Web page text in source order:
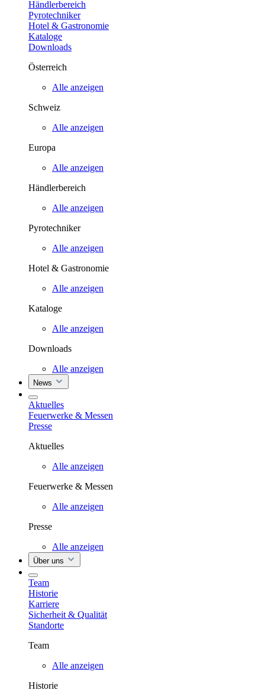
Händlerbereich
Pyrotechniker
Hotel & Gastronomie
Kataloge
Downloads
Österreich
Alle anzeigen
Schweiz
Alle anzeigen
Europa
Alle anzeigen
Händlerbereich
Alle anzeigen
Pyrotechniker
Alle anzeigen
Hotel & Gastronomie
Alle anzeigen
Kataloge
Alle anzeigen
Downloads
Alle anzeigen
News
Aktuelles
Feuerwerke & Messen
Presse
Aktuelles
Alle anzeigen
Feuerwerke & Messen
Alle anzeigen
Presse
Alle anzeigen
Über uns
Team
Historie
Karriere
Sicherheit & Qualität
Standorte
Team
Alle anzeigen
Historie